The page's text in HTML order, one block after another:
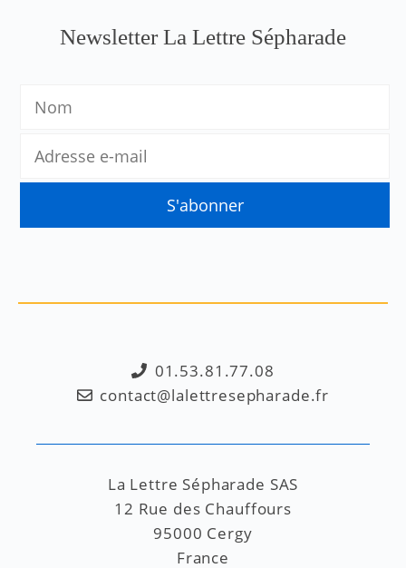
Newsletter La Lettre Sépharade
01.53.81.77.08
contact@lalettresepharade.fr
La Lettre Sépharade SAS
12 Rue des Chauffours
95000 Cergy
France